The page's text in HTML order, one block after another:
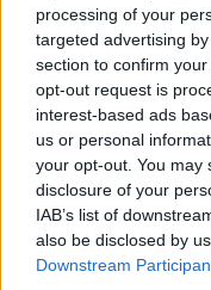
processing of your
targeted advertising
section to confirm
opt-out request is
interest-based ads
us or personal
your opt-out. You may
disclosure of your
IAB’s list of
also be disclosed by
Downstream
Φέρεται να
υγείας
Προς το
κινήθηκαν
τεράστιες